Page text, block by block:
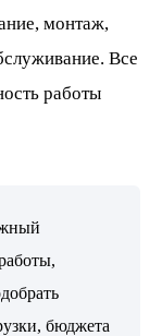
монтаж,
Все
работы
бюджета